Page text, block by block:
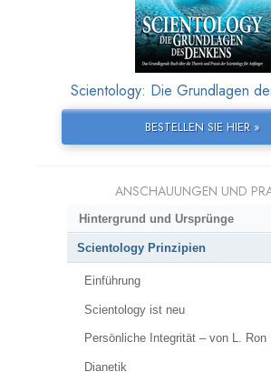
Scientology: Die Grundlagen
BESTELLEN SIE HIER »
ANSCHAUUNGEN UND
Hintergrund und Ursprünge
Scientology Prinzipien
Einführung
Scientology ist neu
Persönliche Integrität – von L. Ron
Dianetik